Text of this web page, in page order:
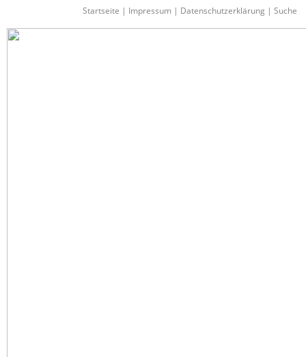
Startseite | Impressum | Datenschutzerklärung | Suche